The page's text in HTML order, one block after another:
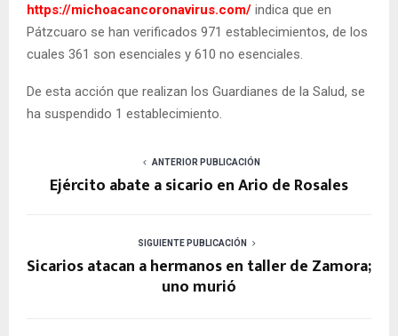
https://michoacancoronavirus.com/ indica que en
Pátzcuaro se han verificados 971 establecimientos, de los
cuales 361 son esenciales y 610 no esenciales.
De esta acción que realizan los Guardianes de la Salud, se
ha suspendido 1 establecimiento.
ANTERIOR PUBLICACIÓN
Ejército abate a sicario en Ario de Rosales
SIGUIENTE PUBLICACIÓN
Sicarios atacan a hermanos en taller de Zamora;
uno murió